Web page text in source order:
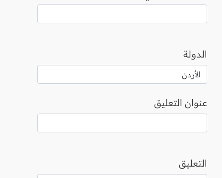
الدولة
عنوان التعليق
التعليق